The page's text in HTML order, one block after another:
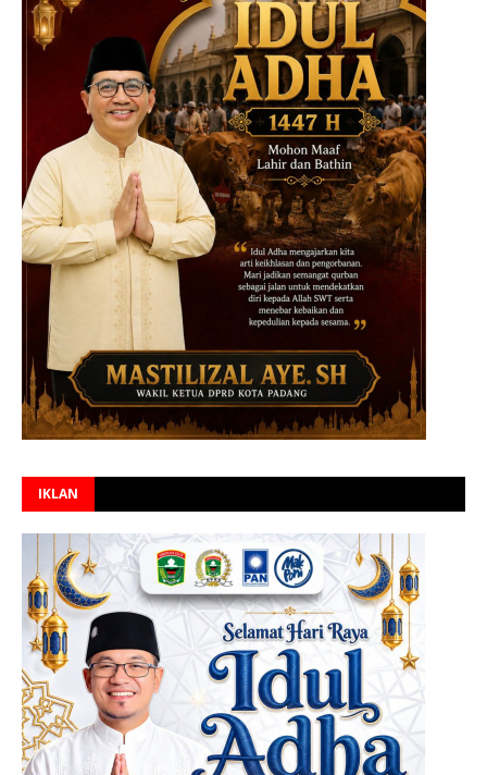
IKLAN